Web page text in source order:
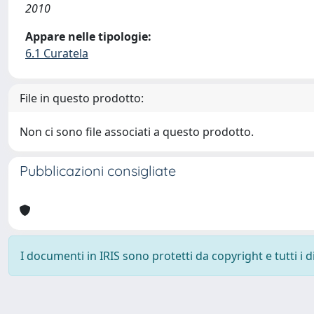
2010
Appare nelle tipologie:
6.1 Curatela
File in questo prodotto:
Non ci sono file associati a questo prodotto.
Pubblicazioni consigliate
I documenti in IRIS sono protetti da copyright e tutti i